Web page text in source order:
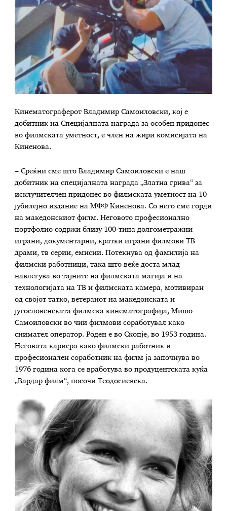
Кинематограферот Владимир Самоиловски, кој е
добитник на Специјалната награда за особен придонес
во филмската уметност, е член на жири комисијата на
Киненова.
– Среќни сме што Владимир Самоиловски е наш
добитник на специјалната награда „Златна грива“ за
исклучителчен придонес во филмската уметност на 10
јубилејно издание на МФФ Киненова. Со него сме горди
на македонскиот филм. Неговото професионално
портфолио содржи близу 100-тина долгометражни
играни, документарни, кратки играни филмови ТВ
драми, тв серии, емисии. Потекнува од фамилија на
филмски работници, така што веќе доста млад
навлегува во тајните на филмската магија и на
технологијата на ТВ и филмската камера, мотивиран
од својот татко, ветеранот на македонската и
југословенската филмска кинематографија, Мишо
Самоиловски во чии филмови соработувал како
снимател оператор. Роден е во Скопје, во 1953 година.
Неговата кариера како филмски работник и
професионален соработник на филм ја започнува во
1976 година кога се вработува во продуцентската куќа
„Вардар филм“, посочи Теодосиевска.